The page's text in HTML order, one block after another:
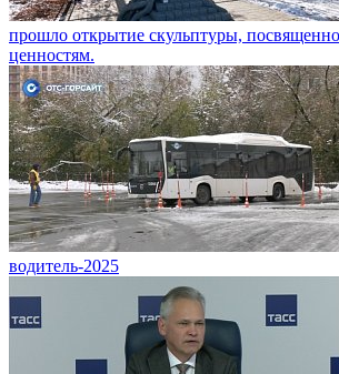
прошло открытие скульптуры,
ценностям.
водитель-2025